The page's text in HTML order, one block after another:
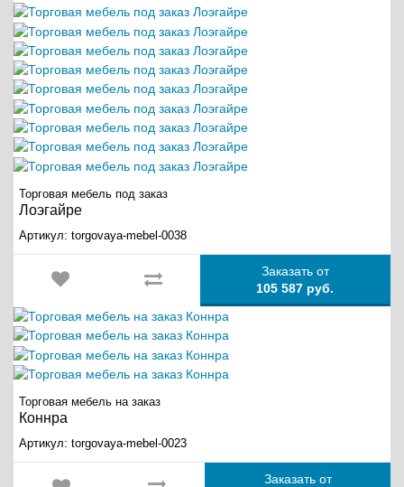
Торговая мебель под заказ
Лоэгайре
Артикул: torgovaya-mebel-0038
Заказать от
105 587 руб.
Торговая мебель на заказ
Коннра
Артикул: torgovaya-mebel-0023
Заказать от